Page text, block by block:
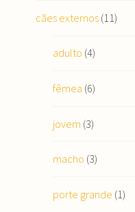
cães externos(11)
adulto (4)
fêmea (6)
jovem (3)
macho (3)
porte grande (1)